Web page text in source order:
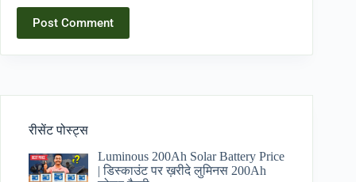
Post Comment
रीसेंट पोस्ट्स
Luminous 200Ah Solar Battery Price​
| डिस्काउंट पर ख़रीदे लुमिनस 200Ah